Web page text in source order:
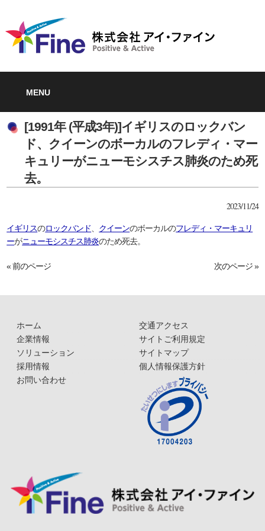
MENU
[1991年 (平成3年)]イギリスのロックバン
ド、クイーンのボーカルのフレディ・マー
キュリーがニューモシスチス肺炎のため死
去。
2023/11/24
イギリスのロックバンド クイーンのボーカルのフレディ・マーキュリ
ーがニューモシスチス肺炎のため死去。
« 前のページ 次のページ »
ホーム
企業情報
ソリューション
採用情報
お問い合わせ
交通アクセス
サイトご利用規定
サイトマップ
個人情報保護方針